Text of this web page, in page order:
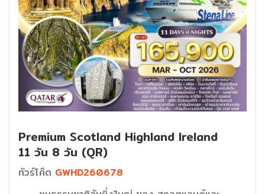
Premium Scotland Highland lreland
11 วัน 8 วัน (QR)
ทัวร์โค๊ด GWHD260678